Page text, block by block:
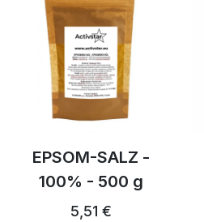
EPSOM-SALZ -
100% - 500 g
5,51 €